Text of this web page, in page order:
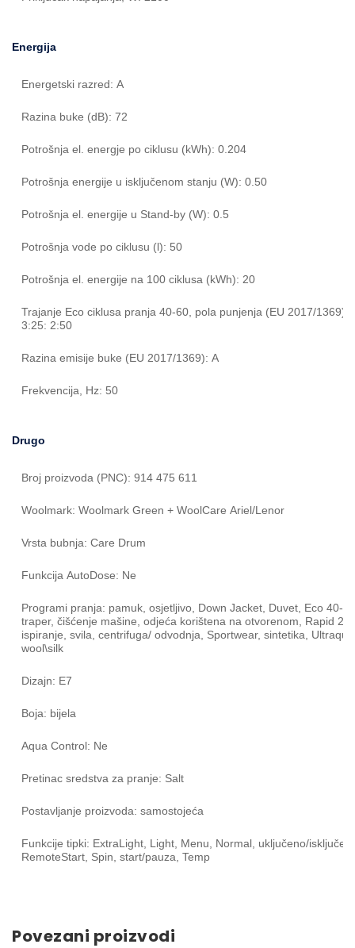
Energija
Energetski razred: A
Razina buke (dB): 72
Potrošnja el. energje po ciklusu (kWh): 0.204
Potrošnja energije u isključenom stanju (W): 0.50
Potrošnja el. energije u Stand-by (W): 0.5
Potrošnja vode po ciklusu (l): 50
Potrošnja el. energije na 100 ciklusa (kWh): 20
Trajanje Eco ciklusa pranja 40-60, pola punjenja (EU 2017/1369)
3:25: 2:50
Razina emisije buke (EU 2017/1369): A
Frekvencija, Hz: 50
Drugo
Broj proizvoda (PNC): 914 475 611
Woolmark: Woolmark Green + WoolCare Ariel/Lenor
Vrsta bubnja: Care Drum
Funkcija AutoDose: Ne
Programi pranja: pamuk, osjetljivo, Down Jacket, Duvet, Eco 40-
traper, čišćenje mašine, odjeća korištena na otvorenom, Rapid 20
ispiranje, svila, centrifuga/ odvodnja, Sportwear, sintetika,
wool\silk
Dizajn: E7
Boja: bijela
Aqua Control: Ne
Pretinac sredstva za pranje: Salt
Postavljanje proizvoda: samostojeća
Funkcije tipki: ExtraLight, Light, Menu, Normal, uključeno/
RemoteStart, Spin, start/pauza, Temp
Povezani proizvodi